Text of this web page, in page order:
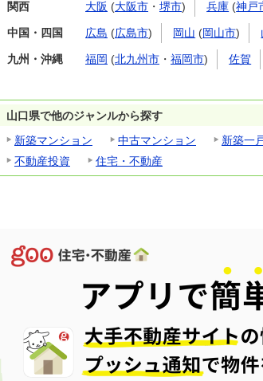
関西 大阪 (大阪市 ・ 堺市) 兵庫 (神戸
中国・四国 広島 (広島市) 岡山 (岡山市)
九州・沖縄 福岡 (北九州市 ・ 福岡市) 佐賀
山口県で他のジャンルから探す
新築マンション
中古マンション 新築一
不動産投資
住宅・不動産